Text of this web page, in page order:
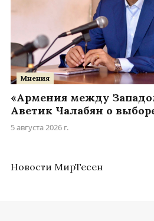
Мнения
«Армения между
Аветик Чалабян о
5 августа 2026 г.
Новости МирТесен